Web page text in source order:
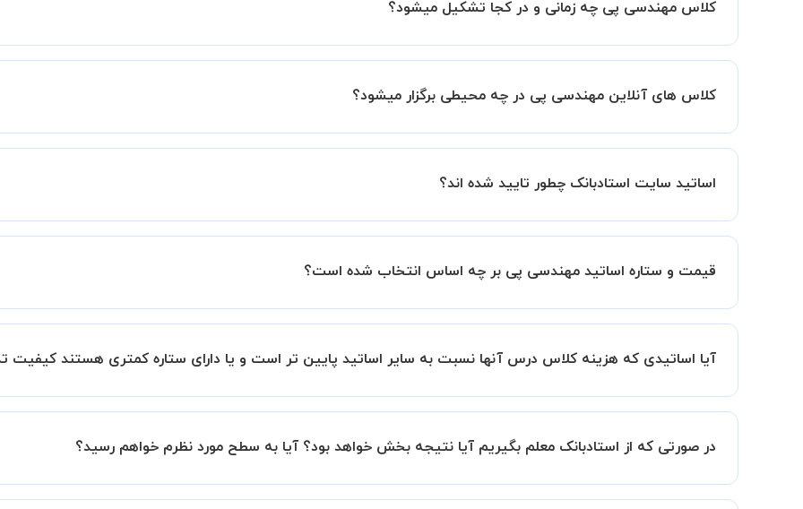
کلاس مهندسی پی چه زمانی و در کجا تشکیل میشود؟
زمان برگزاری کلاس های مهندسی پی به صورت توافقی بین شما و استاد تعیین خواهد شد.
مانند کتابخانه با استاد خود هماهنگی لازم را انجام دهید.
کلاس های آنلاین مهندسی پی در چه محیطی برگزار میشود؟
کلاس ها در دو محیط اسکای روم و یا ادوبی کانکت برگزار میشود.
اساتید سایت استادبانک چطور تایید شده اند؟
در ابتدا تیم داوری استادبانک نمونه تدریس تمامی اساتید را بررسی میکند. در صورت رضایت از شیوه تدریس، استاد
قیمت و ستاره اساتید مهندسی پی بر چه اساس انتخاب شده است؟
قیمت هر جلسه تدریس اساتید مهندسی پی بر اساس ستاره آنها در سامانه استادبانک می باشد.
بنابراین تمامی اساتید استادبانک (1 ستاره تا VIP) از نظر کیفیت تدریس مورد ارزیابی قرار گرفته و تایید شده اند.
آیا اساتیدی که هزینه کلاس درس آنها نسبت به سایر اساتید پایین تر است و یا دارای ستاره کمتری هستند کیفیت
بله قطعا تدریس این اساتید هم با کیفیت است حتی این موضوع در بخش نظرات ثبت شده شاگردان آنها نیز مشهود
در صورتی که از استادبانک معلم بگیریم آیا نتیجه بخش خواهد بود؟ آیا به سطح مورد نظرم خواهم رسید؟
ما قطعا مدرسین خیلی خوبی را برای شما معرفی می کنیم تا در کنار تلاش شما این اتفاق بیفتد و کلاس نتیجه بخش